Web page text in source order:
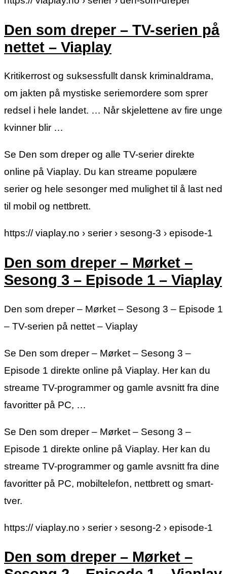
Den som dreper – TV-serien på
nettet – Viaplay
Kritikerrost og suksessfullt dansk kriminaldrama,
om jakten på mystiske seriemordere som sprer
redsel i hele landet. … Når skjelettene av fire unge
kvinner blir …
Se Den som dreper og alle TV-serier direkte
online på Viaplay. Du kan streame populære
serier og hele sesonger med mulighet til å last ned
til mobil og nettbrett.
https:// viaplay.no › serier › sesong-3 › episode-1
Den som dreper – Mørket –
Sesong 3 – Episode 1 – Viaplay
Den som dreper – Mørket – Sesong 3 – Episode 1
– TV-serien på nettet – Viaplay
Se Den som dreper – Mørket – Sesong 3 –
Episode 1 direkte online på Viaplay. Her kan du
streame TV-programmer og gamle avsnitt fra dine
favoritter på PC, …
Se Den som dreper – Mørket – Sesong 3 –
Episode 1 direkte online på Viaplay. Her kan du
streame TV-programmer og gamle avsnitt fra dine
favoritter på PC, mobiltelefon, nettbrett og smart-
tver.
https:// viaplay.no › serier › sesong-2 › episode-1
Den som dreper – Mørket –